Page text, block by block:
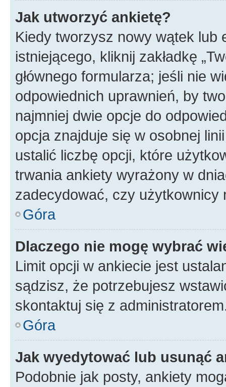
Jak utworzyć ankietę?
Kiedy tworzysz nowy wątek lub
istniejącego, kliknij zakładkę
głównego formularza; jeśli nie
odpowiednich uprawnień, by
najmniej dwie opcje do
opcja znajduje się w osobnej
ustalić liczbę opcji, które
trwania ankiety wyrażony w
zadecydować, czy użytkownicy
Góra
Dlaczego nie mogę wybrać
Limit opcji w ankiecie jest
sądzisz, że potrzebujesz
skontaktuj się z
Góra
Jak wyedytować lub usunąć
Podobnie jak posty, ankiety